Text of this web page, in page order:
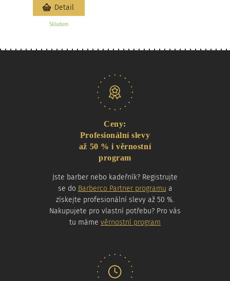
Skladem
Detail
Ceny:
Profesionální slevy
až 50 % i věrnostní
program
Jste barber nebo kadeřník? Registrujte
se do Barberco Partner programu a
získejte profesionální slevy až 50 %.
Nakupujete pro vlastní potřebu? Pro vás
tu máme věrnostní program